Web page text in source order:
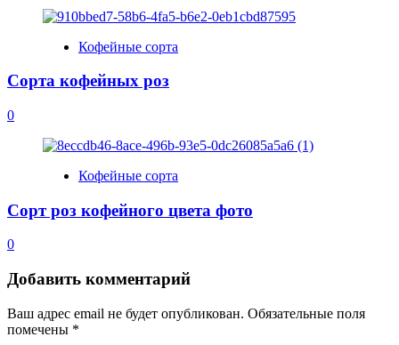
Кофейные сорта
Сорта кофейных роз
0
Кофейные сорта
Сорт роз кофейного цвета фото
0
Добавить комментарий
Ваш адрес email не будет опубликован. Обязательные поля
помечены *